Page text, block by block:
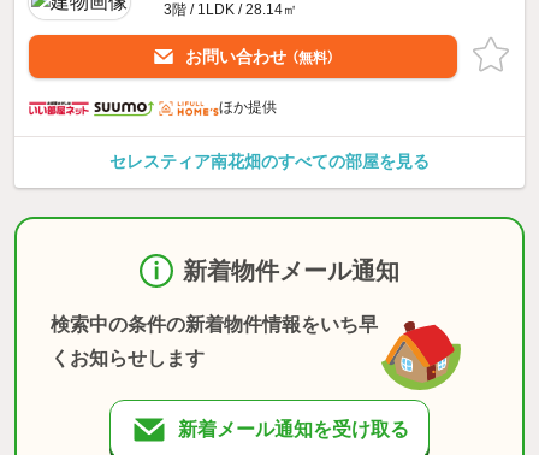
3階 / 1LDK / 28.14㎡
お問い合わせ （無料）
ほか提供
セレスティア南花畑のすべての部屋を見る
新着物件メール通知
検索中の条件の新着物件情報をいち早
くお知らせします
新着メール通知を受け取る